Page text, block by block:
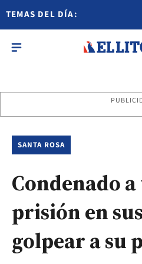
TEMAS DEL DÍA:
SANTA ROSA
Condenado
prisión en
golpear a su